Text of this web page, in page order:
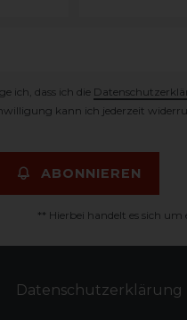
ich, dass ich die
kann ich jederzeit
ABONNIEREN
** Hierbei handelt es sich um
Daten­schutz­erklärung